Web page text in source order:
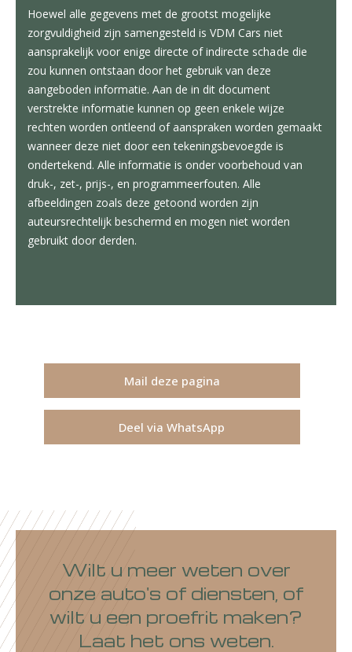
Hoewel alle gegevens met de grootst mogelijke
zorgvuldigheid zijn samengesteld is VDM Cars niet
aansprakelijk voor enige directe of indirecte schade die
zou kunnen ontstaan door het gebruik van deze
aangeboden informatie. Aan de in dit document
verstrekte informatie kunnen op geen enkele wijze
rechten worden ontleend of aanspraken worden gemaakt
wanneer deze niet door een tekeningsbevoegde is
ondertekend. Alle informatie is onder voorbehoud van
druk-, zet-, prijs-, en programmeerfouten. Alle
afbeeldingen zoals deze getoond worden zijn
auteursrechtelijk beschermd en mogen niet worden
gebruikt door derden.
Mail deze pagina
Deel via WhatsApp
Wilt u meer weten over
onze auto's of diensten, of
wilt u een proefrit maken?
Laat het ons weten.